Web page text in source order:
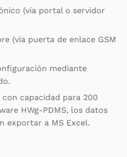
(vía portal o servidor
(vía puerta de enlace GSM
mediante
capacidad para 200
HWg-PDMS, los datos
exportar a MS Excel.